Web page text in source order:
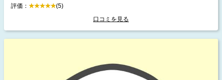
評価：
(5)
口コミを見る